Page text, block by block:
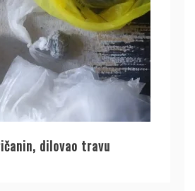
dilovao travu